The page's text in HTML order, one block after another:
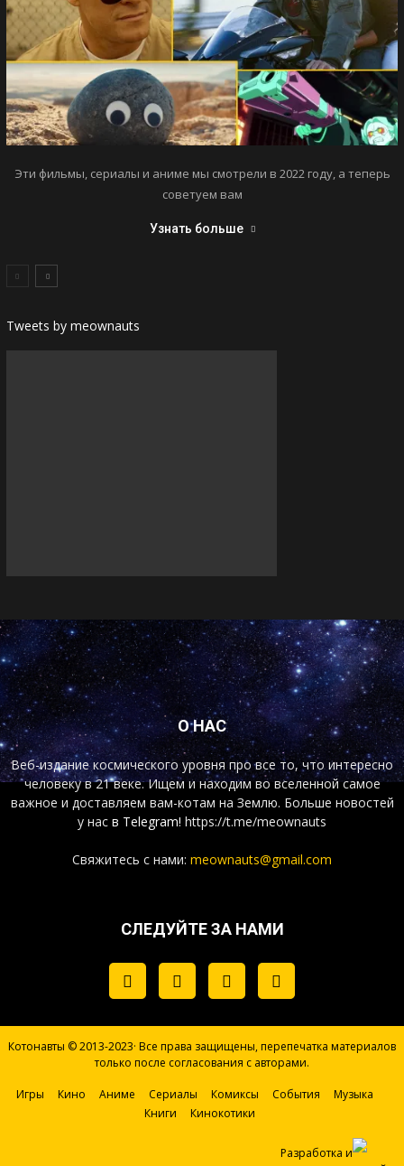
Эти фильмы, сериалы и аниме мы смотрели в 2022 году, а теперь
советуем вам
Узнать больше
Tweets by meownauts
О НАС
Веб-издание космического уровня про все то, что интересно
человеку в 21 веке. Ищем и находим во вселенной самое
важное и доставляем вам-котам на Землю. Больше новостей
у нас в Telegram! https://t.me/meownauts
Свяжитесь с нами: meownauts@gmail.com
СЛЕДУЙТЕ ЗА НАМИ
Котонавты © 2013-2023· Все права защищены, перепечатка материалов
только после согласования с авторами.
Игры Кино Аниме Сериалы Комиксы События
Музыка
Книги
Кинокотики
Разработка и